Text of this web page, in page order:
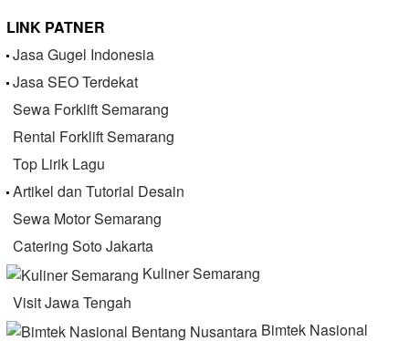
LINK PATNER
Jasa Gugel Indonesia
Jasa SEO Terdekat
Sewa Forklift Semarang
Rental Forklift Semarang
Top Lirik Lagu
Artikel dan Tutorial Desain
Sewa Motor Semarang
Catering Soto Jakarta
Kuliner Semarang
Visit Jawa Tengah
Bimtek Nasional